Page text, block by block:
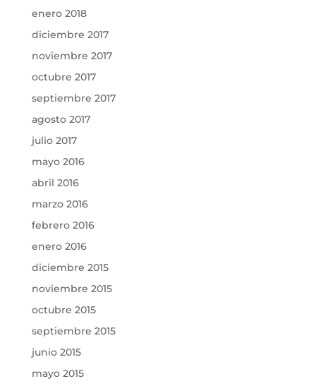
enero 2018
diciembre 2017
noviembre 2017
octubre 2017
septiembre 2017
agosto 2017
julio 2017
mayo 2016
abril 2016
marzo 2016
febrero 2016
enero 2016
diciembre 2015
noviembre 2015
octubre 2015
septiembre 2015
junio 2015
mayo 2015